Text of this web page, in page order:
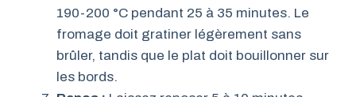
190-200 °C pendant 25 à 35 minutes. Le
fromage doit gratiner légèrement sans
brûler, tandis que le plat doit bouillonner sur
les bords.